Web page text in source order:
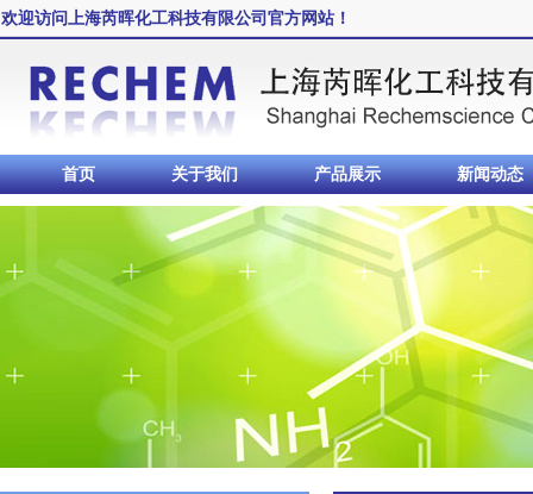
欢迎访问上海芮晖化工科技有限公司官方网站！
首页 关于我们 产品展示 新闻动态